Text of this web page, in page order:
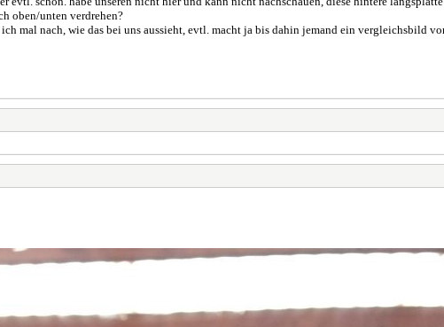
oben/unten verdrehen?
mal nach, wie das bei uns aussieht, evtl. macht ja bis dahin jemand ein vergleichsbild